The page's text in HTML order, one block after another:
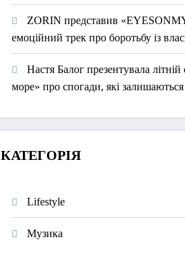
ZORIN представив
емоційний трек про боротьбу із
Настя Балог презентувала
море» про спогади, які
КАТЕГОРІЯ
Lifestyle
Музика